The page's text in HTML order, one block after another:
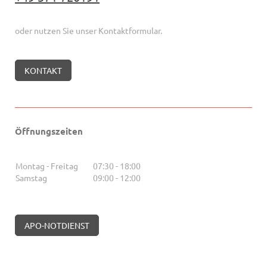
oder nutzen Sie unser Kontaktformular.
KONTAKT
Öffnungszeiten
Montag - Freitag 07:30 - 18:00
Samstag
09:00 - 12:00
APO-NOTDIENST